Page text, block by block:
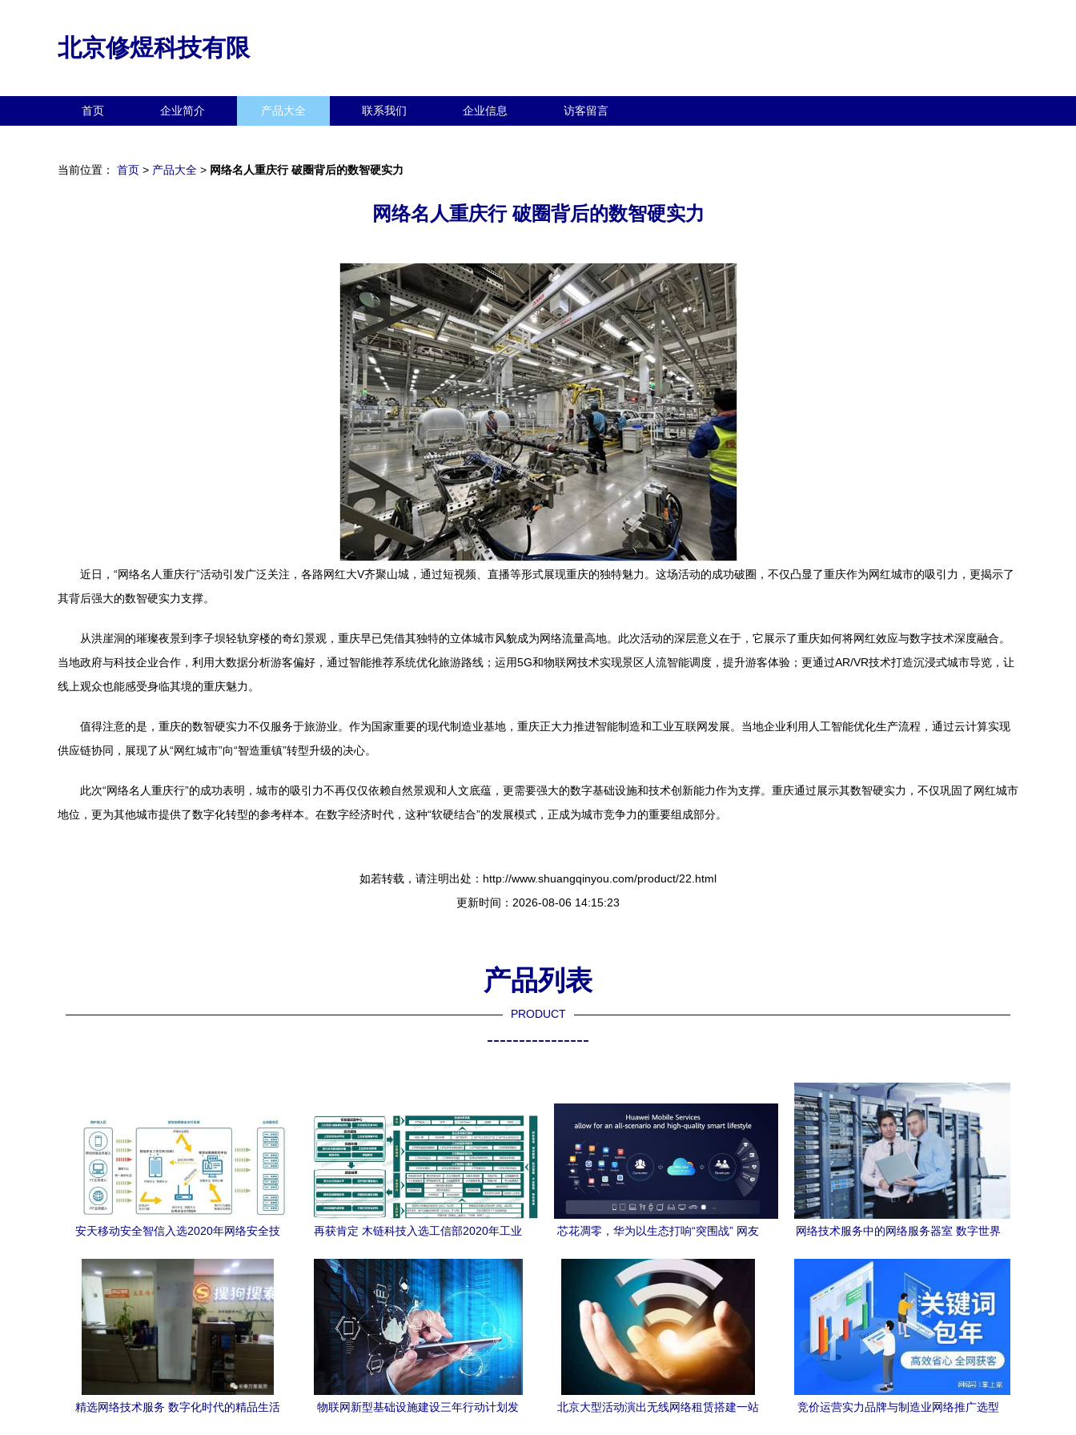
北京修煜科技有限
首页 企业简介 产品大全 联系我们 企业信息 访客留言
当前位置： 首页 > 产品大全 > 网络名人重庆行 破圈背后的数智硬实力
网络名人重庆行 破圈背后的数智硬实力
近日，“网络名人重庆行”活动引发广泛关注，各路网红大V齐聚山城，通过短视频、直播等形式展现重庆的独特魅力。这场活动的成功破圈，不仅凸显了重庆作为网红城市的吸引力，更揭示了
其背后强大的数智硬实力支撑。
从洪崖洞的璀璨夜景到李子坝轻轨穿楼的奇幻景观，重庆早已凭借其独特的立体城市风貌成为网络流量高地。此次活动的深层意义在于，它展示了重庆如何将网红效应与数字技术深度融合。
当地政府与科技企业合作，利用大数据分析游客偏好，通过智能推荐系统优化旅游路线；运用5G和物联网技术实现景区人流智能调度，提升游客体验；更通过AR/VR技术打造沉浸式城市导览，让
线上观众也能感受身临其境的重庆魅力。
值得注意的是，重庆的数智硬实力不仅服务于旅游业。作为国家重要的现代制造业基地，重庆正大力推进智能制造和工业互联网发展。当地企业利用人工智能优化生产流程，通过云计算实现
供应链协同，展现了从“网红城市”向“智造重镇”转型升级的决心。
此次“网络名人重庆行”的成功表明，城市的吸引力不再仅仅依赖自然景观和人文底蕴，更需要强大的数字基础设施和技术创新能力作为支撑。重庆通过展示其数智硬实力，不仅巩固了网红城市
地位，更为其他城市提供了数字化转型的参考样本。在数字经济时代，这种“软硬结合”的发展模式，正成为城市竞争力的重要组成部分。
如若转载，请注明出处：http://www.shuangqinyou.com/product/22.html
更新时间：2026-08-06 14:15:23
产品列表
PRODUCT
----------------
安天移动安全智信入选2020年网络安全技
再获肯定 木链科技入选工信部2020年工业
芯花凋零，华为以生态打响“突围战” 网友
网络技术服务中的网络服务器室 数字世界
精选网络技术服务 数字化时代的精品生活
物联网新型基础设施建设三年行动计划发
北京大型活动演出无线网络租赁搭建一站
竞价运营实力品牌与制造业网络推广选型